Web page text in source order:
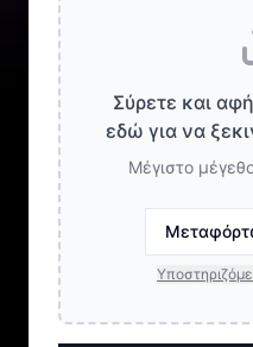
Σύρετε και
εδώ για να
Μέγιστο